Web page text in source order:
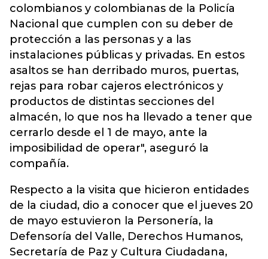
colombianos y colombianas de la Policía
Nacional que cumplen con su deber de
protección a las personas y a las
instalaciones públicas y privadas. En estos
asaltos se han derribado muros, puertas,
rejas para robar cajeros electrónicos y
productos de distintas secciones del
almacén, lo que nos ha llevado a tener que
cerrarlo desde el 1 de mayo, ante la
imposibilidad de operar", aseguró la
compañía.
Respecto a la visita que hicieron entidades
de la ciudad, dio a conocer que el jueves 20
de mayo estuvieron la Personería, la
Defensoría del Valle, Derechos Humanos,
Secretaría de Paz y Cultura Ciudadana,